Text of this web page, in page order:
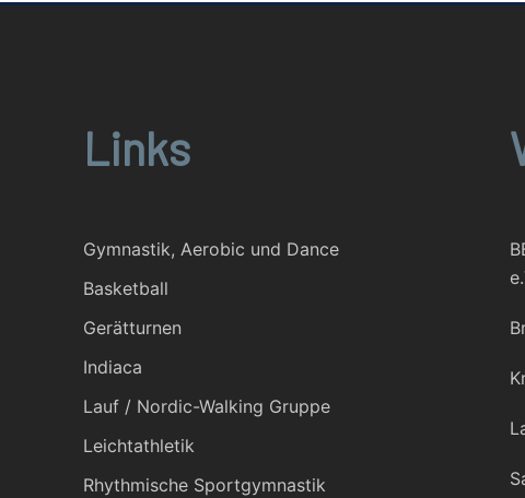
Links
Gymnastik, Aerobic und Dance
Basketball
Gerätturnen
Indiaca
Lauf / Nordic-Walking Gruppe
Leichtathletik
Rhythmische Sportgymnastik